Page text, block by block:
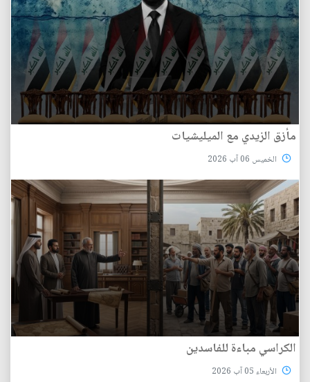
مأزق الزيدي مع الميليشيات
الخميس 06 آب 2026
الكراسي مباءة للفاسدين
الأربعاء 05 آب 2026